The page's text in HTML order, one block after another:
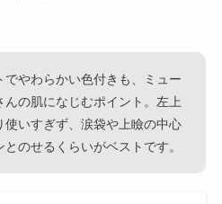
でやわらかい色付きも、ミュー
んの肌になじむポイント。左上
使いすぎず、涙袋や上瞼の中心
のせるくらいがベストです。